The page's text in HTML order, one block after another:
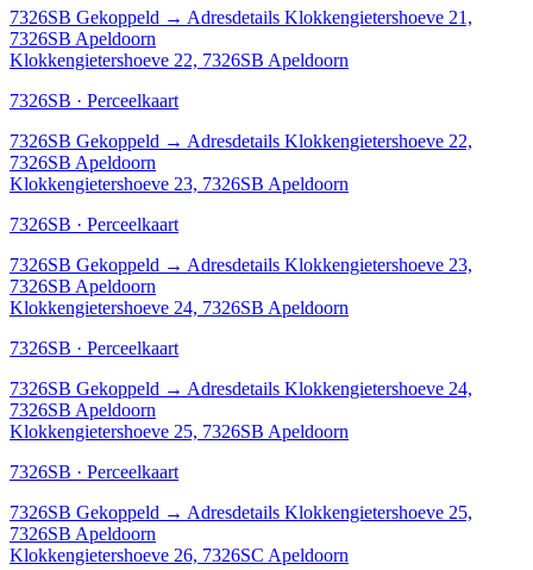
7326SB Gekoppeld → Adresdetails Klokkengietershoeve 21,
7326SB Apeldoorn
Klokkengietershoeve 22, 7326SB Apeldoorn
7326SB · Perceelkaart
7326SB Gekoppeld → Adresdetails Klokkengietershoeve 22,
7326SB Apeldoorn
Klokkengietershoeve 23, 7326SB Apeldoorn
7326SB · Perceelkaart
7326SB Gekoppeld → Adresdetails Klokkengietershoeve 23,
7326SB Apeldoorn
Klokkengietershoeve 24, 7326SB Apeldoorn
7326SB · Perceelkaart
7326SB Gekoppeld → Adresdetails Klokkengietershoeve 24,
7326SB Apeldoorn
Klokkengietershoeve 25, 7326SB Apeldoorn
7326SB · Perceelkaart
7326SB Gekoppeld → Adresdetails Klokkengietershoeve 25,
7326SB Apeldoorn
Klokkengietershoeve 26, 7326SC Apeldoorn